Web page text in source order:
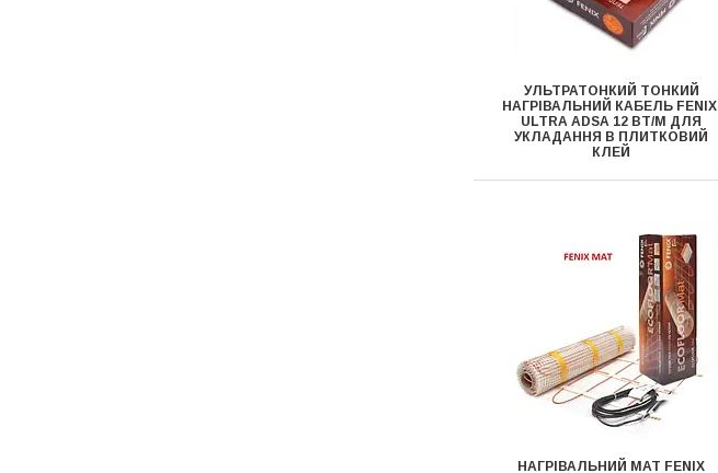
УЛЬТРАТОНКИЙ ТОНКИЙ
НАГРІВАЛЬНИЙ КАБЕЛЬ FENIX ​​
ULTRA ADSA 12 ВТ/М ДЛЯ
УКЛАДАННЯ В ПЛИТКОВИЙ
КЛЕЙ
НАГРІВАЛЬНИЙ МАТ FENIX